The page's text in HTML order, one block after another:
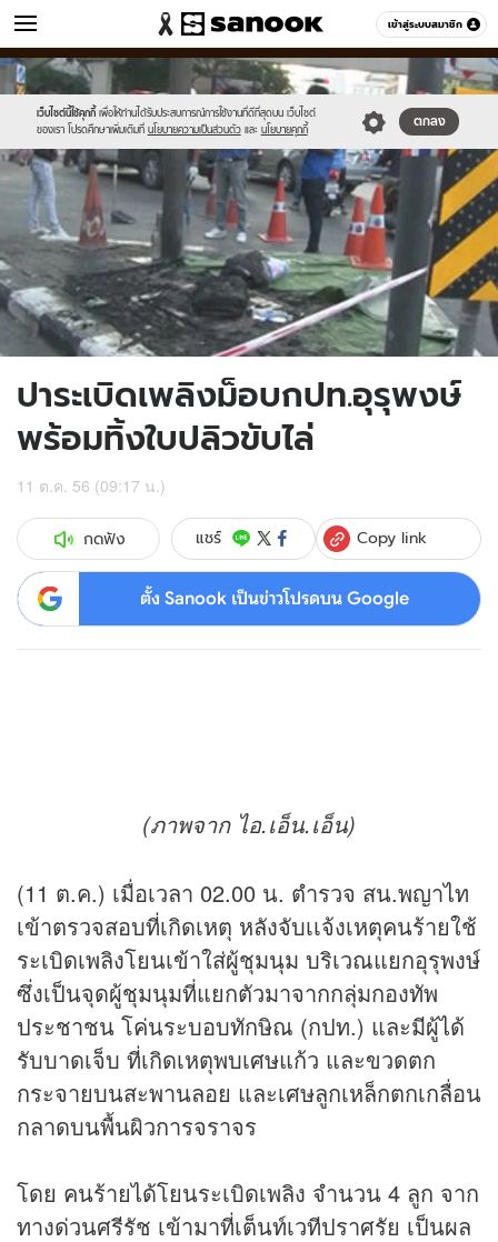
เข้าสู่ระบบสมาชิก
ข่าว หมวดอื่นๆ
เว็บไซต์นี้ใช้คุกกี้ เพื่อให้ท่านได้รับประสบการณ์การใช้งานที่ดีที่สุดบน เว็บไซต์
ของเรา โปรดศึกษาเพิ่มเติมที่ นโยบายความเป็นส่วนตัว และ นโยบายคุกกี้
ตกลง
Sanook
//s.isanook.com/sr/0/images/logo-
new-
sanook.png
600
60
//s.isanook.com/ns/0/ud/252/1263078/1ws.jpg
ปาระเบิดเพลิงม็อบกปท.อุรุพงษ์
พร้อมทิ้งใบปลิวขับไล่
11 ต.ค. 56 (09:17 น.)
กดฟัง แชร์ Copy link
ตั้ง Sanook เป็นข่าวโปรดบน Google
(ภาพจาก ไอ.เอ็น.เอ็น)
(11 ต.ค.) เมื่อเวลา 02.00 น. ตำรวจ สน.พญาไท
เข้าตรวจสอบที่เกิดเหตุ หลังจับเเจ้งเหตุคนร้ายใช้
ระเบิดเพลิงโยนเข้าใส่ผู้ชุมนุม บริเวณแยกอุรุพงษ์
ซึ่งเป็นจุดผู้ชุมนุมที่แยกตัวมาจากกลุ่มกองทัพ
ประชาชน โค่นระบอบทักษิณ (กปท.) และมีผู้ได้
รับบาดเจ็บ ที่เกิดเหตุพบเศษแก้ว และขวดตก
กระจายบนสะพานลอย และเศษลูกเหล็กตกเกลื่อน
กลาดบนพื้นผิวการจราจร
โดย คนร้ายได้โยนระเบิดเพลิง จำนวน 4 ลูก จาก
ทางด่วนศรีรัช เข้ามาที่เต็นท์เวทีปราศรัย เป็นผล